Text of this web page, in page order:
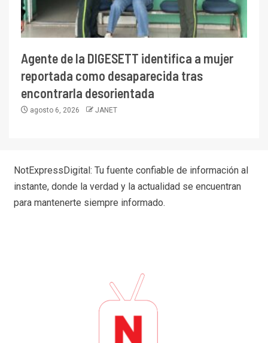
Agente de la DIGESETT identifica a mujer
reportada como desaparecida tras
encontrarla desorientada
agosto 6, 2026 JANET
NotExpressDigital: Tu fuente confiable de información al
instante, donde la verdad y la actualidad se encuentran
para mantenerte siempre informado.